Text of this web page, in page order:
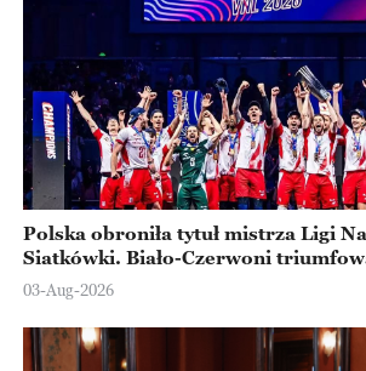
Polska obroniła tytuł mistrza Ligi
Siatkówki. Biało-Czerwoni
Ningbo
03-Aug-2026